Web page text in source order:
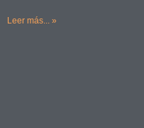
Leer más... »